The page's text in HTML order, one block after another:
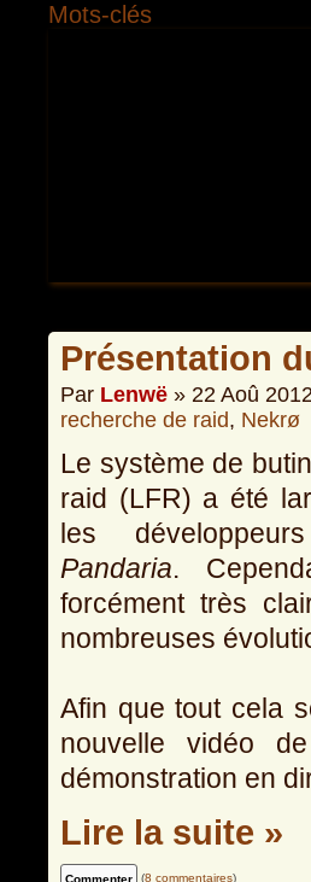
Mots-clés
Présentation
Par Lenwë » 22 Aoû
recherche de raid, Nekrø
Le système de
raid (LFR) a été
les
Pandaria.
forcément très
nombreuses
Afin que tout cela
nouvelle vidéo
démonstration en
Lire la suite »
(8 commentaires)